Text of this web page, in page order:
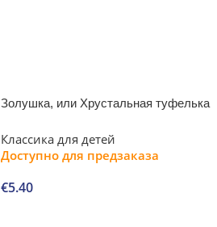
Золушка, или Хрустальная туфелька
Классика для детей
Доступно для предзаказа
€5.40